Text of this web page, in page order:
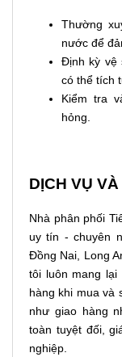
Thường
nước để
Định kỳ vệ
có thể tích
Kiểm tra
hỏng.
DỊCH VỤ
Nhà phân phối
uy tín - chuyên
Đồng Nai, Long
tôi luôn mang
hàng khi mua và
như giao hàng
toàn tuyệt đối,
nghiệp.